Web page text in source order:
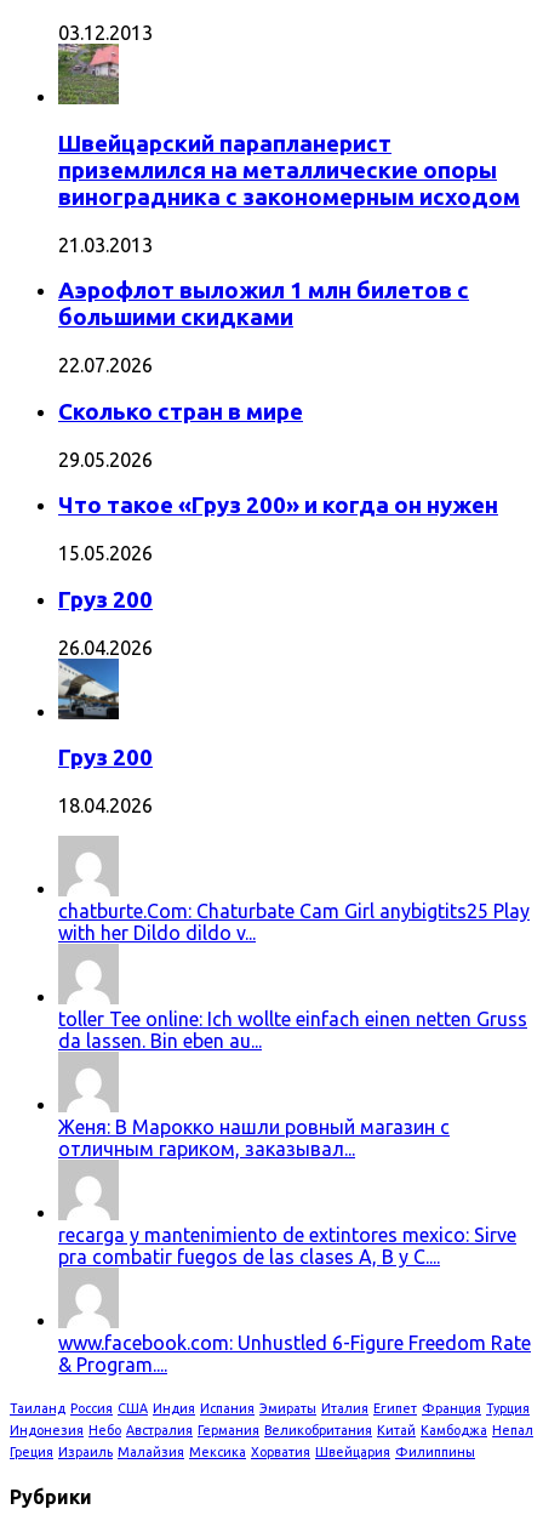
03.12.2013
Швейцарский парапланерист
приземлился на металлические опоры
виноградника с закономерным исходом
21.03.2013
Аэрофлот выложил 1 млн билетов с
большими скидками
22.07.2026
Сколько стран в мире
29.05.2026
Что такое «Груз 200» и когда он нужен
15.05.2026
Груз 200
26.04.2026
Груз 200
18.04.2026
chatburte.Com: Chaturbate Cam Girl anybigtits25 Play
with her Dildo dildo v...
toller Tee online: Ich wollte einfach einen netten Gruss
da lassen. Bin eben au...
Женя: В Марокко нашли ровный магазин с
отличным гариком, заказывал...
recarga y mantenimiento de extintores mexico: Sirve
pra combatir fuegos de las clases A, B y C....
www.facebook.com: Unhustled 6-Figure Freedom Rate
& Program....
Таиланд Россия США Индия Испания Эмираты Италия Египет Франция Турция
Индонезия Небо Австралия Германия Великобритания Китай Камбоджа Непал
Греция Израиль Малайзия Мексика Хорватия Швейцария Филиппины
Рубрики